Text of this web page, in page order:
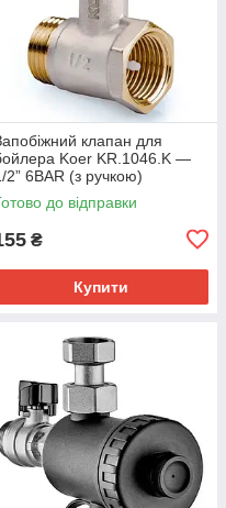
клапан для
Koer KR.1046.K —
2” 6BAR (з ручкою)
до відправки
₴
Купити